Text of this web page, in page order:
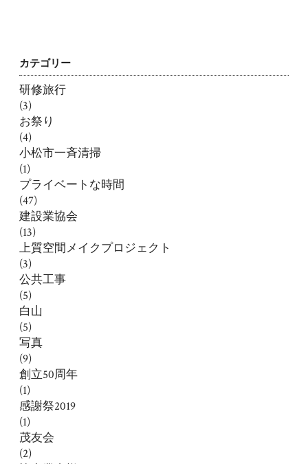
カテゴリー
研修旅行
(3)
お祭り
(4)
小松市一斉清掃
(1)
プライベートな時間
(47)
建設業協会
(13)
上質空間メイクプロジェクト
(3)
公共工事
(5)
白山
(5)
写真
(9)
創立50周年
(1)
感謝祭2019
(1)
茂友会
(2)